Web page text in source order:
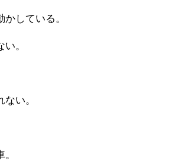
している。
。
い。